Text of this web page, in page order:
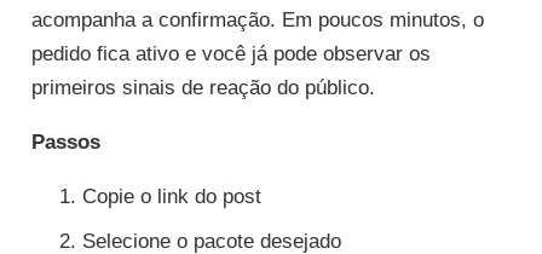
acompanha a confirmação. Em poucos minutos, o
pedido fica ativo e você já pode observar os
primeiros sinais de reação do público.
Passos
Copie o link do post
Selecione o pacote desejado